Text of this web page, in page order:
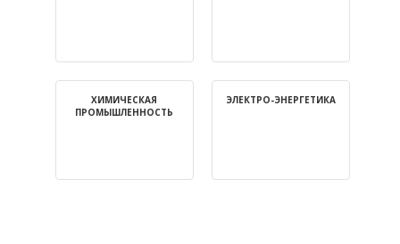
ХИМИЧЕСКАЯ
ПРОМЫШЛЕННОСТЬ
ЭЛЕКТРО-ЭНЕРГЕТИКА